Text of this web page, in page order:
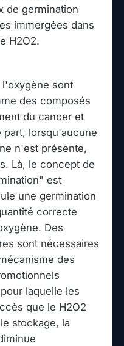
de germination
immergées dans
H2O2.
sont
des composés
du cancer et
part, lorsqu'aucune
n'est présente,
Là, le concept de
est
une germination
correcte
Des
sont nécessaires
des
laquelle les
que le H2O2
stockage, la